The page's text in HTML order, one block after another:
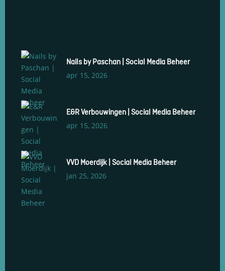
Nails by Paschan | Social Media Beheer
apr 15, 2026
E&R Verbouwingen | Social Media Beheer
apr 15, 2026
VVD Moerdijk | Social Media Beheer
jan 25, 2026